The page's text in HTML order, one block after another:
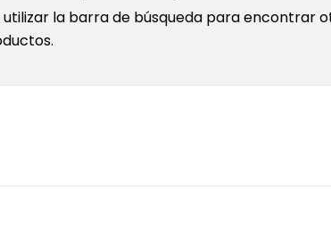
la barra de búsqueda para encontrar